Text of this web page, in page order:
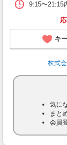
9:15〜
キ
株式
気に
まと
会員